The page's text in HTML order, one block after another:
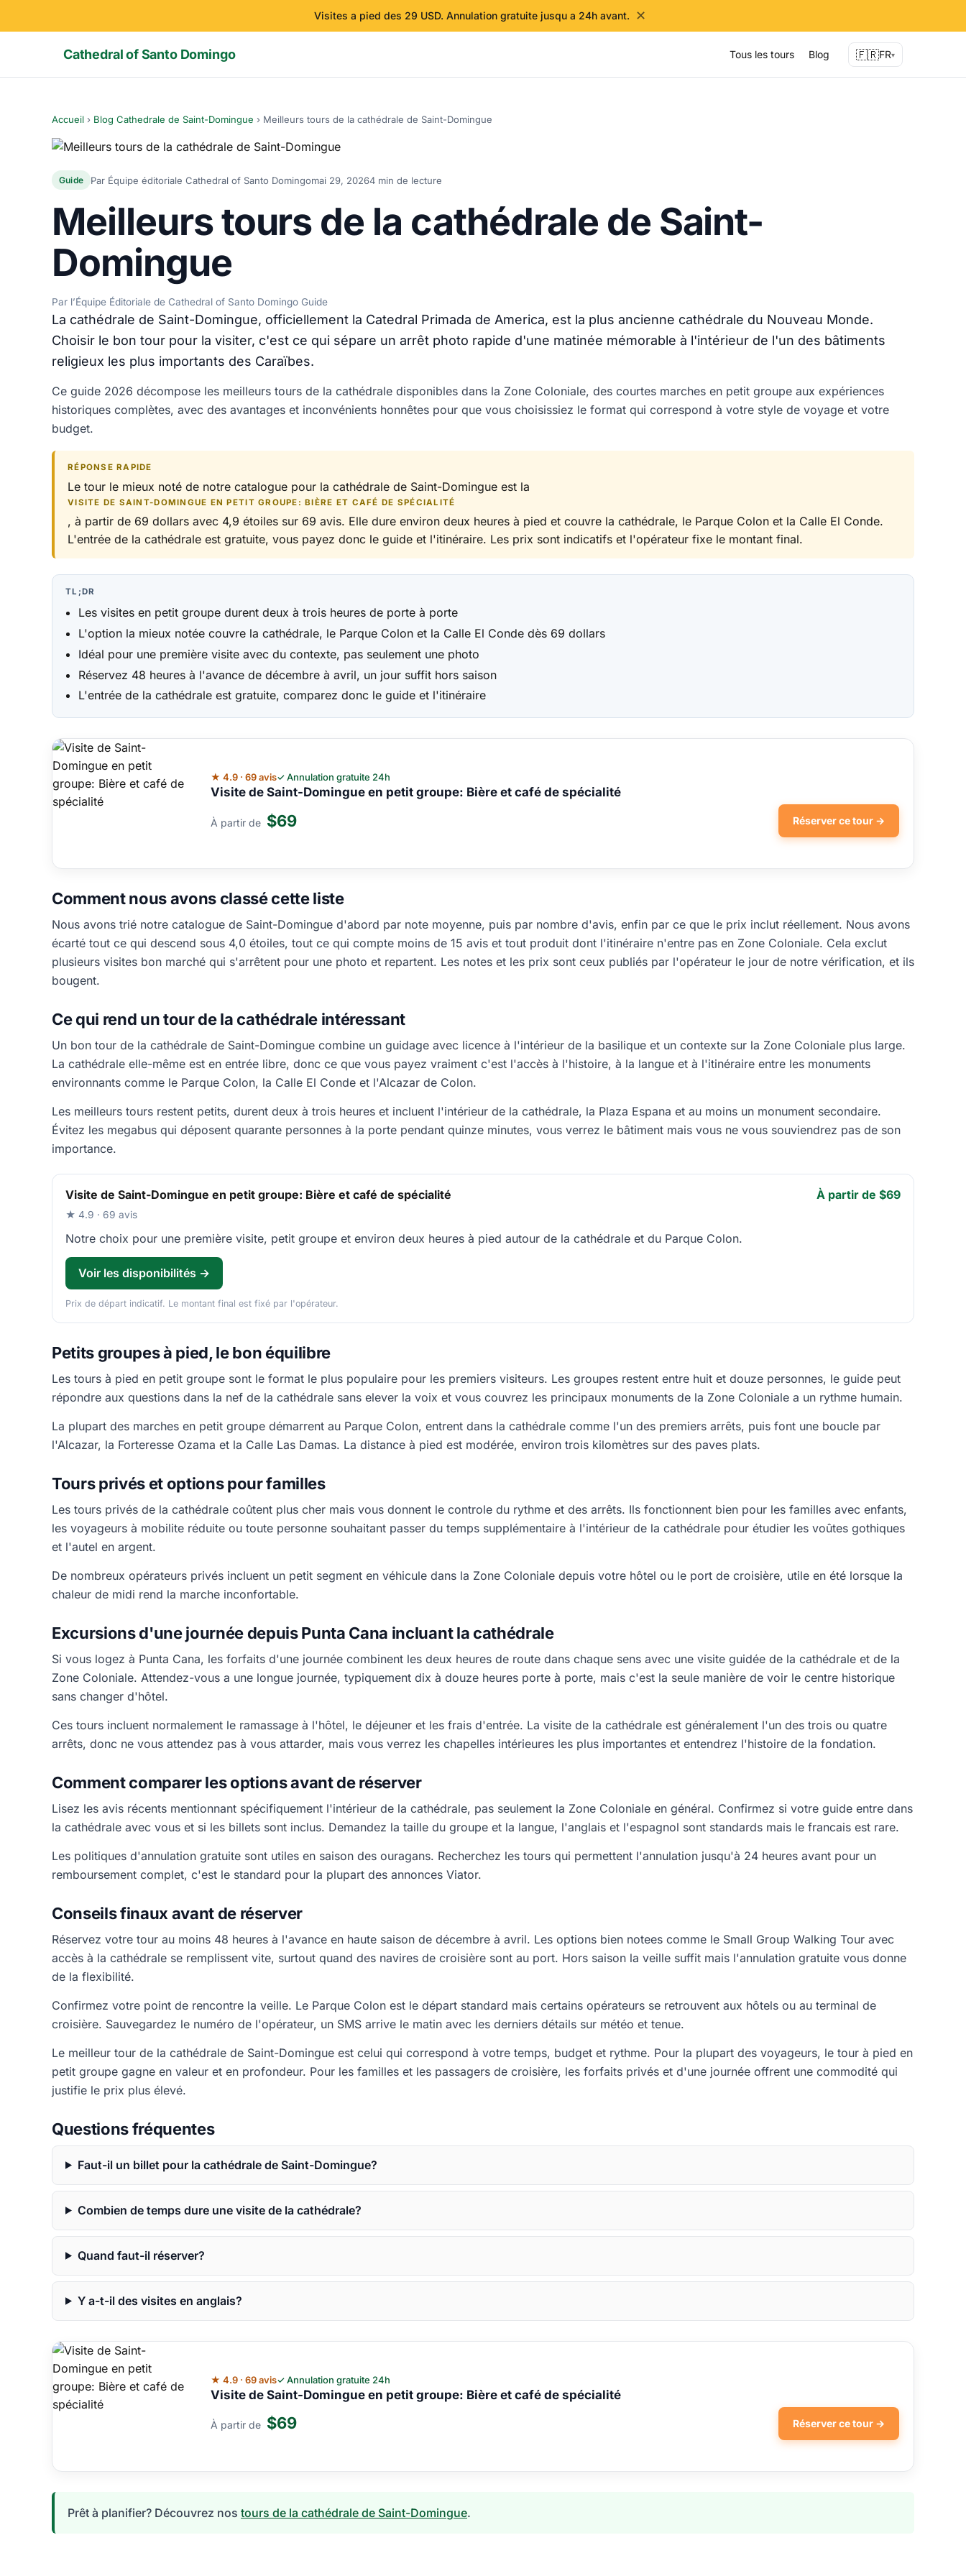
Visites a pied des 29 USD. Annulation gratuite jusqu a 24h avant. ✕
Cathedral of Santo Domingo Tous les tours Blog 🇫🇷FR▾
Accueil › Blog Cathedrale de Saint-Domingue › Meilleurs tours de la cathédrale de Saint-Domingue
Guide Par Équipe éditoriale Cathedral of Santo Domingomai 29, 20264 min de lecture
Meilleurs tours de la cathédrale de Saint-
Domingue
Par l’Équipe Éditoriale de Cathedral of Santo Domingo Guide
La cathédrale de Saint-Domingue, officiellement la Catedral Primada de America, est la plus ancienne cathédrale du Nouveau Monde.
Choisir le bon tour pour la visiter, c'est ce qui sépare un arrêt photo rapide d'une matinée mémorable à l'intérieur de l'un des bâtiments
religieux les plus importants des Caraïbes.
Ce guide 2026 décompose les meilleurs tours de la cathédrale disponibles dans la Zone Coloniale, des courtes marches en petit groupe aux expériences
historiques complètes, avec des avantages et inconvénients honnêtes pour que vous choisissiez le format qui correspond à votre style de voyage et votre
budget.
RÉPONSE RAPIDE
Le tour le mieux noté de notre catalogue pour la cathédrale de Saint-Domingue est la
VISITE DE SAINT-DOMINGUE EN PETIT GROUPE: BIÈRE ET CAFÉ DE SPÉCIALITÉ
, à partir de 69 dollars avec 4,9 étoiles sur 69 avis. Elle dure environ deux heures à pied et couvre la cathédrale, le Parque Colon et la Calle El Conde.
L'entrée de la cathédrale est gratuite, vous payez donc le guide et l'itinéraire. Les prix sont indicatifs et l'opérateur fixe le montant final.
TL;DR
Les visites en petit groupe durent deux à trois heures de porte à porte
L'option la mieux notée couvre la cathédrale, le Parque Colon et la Calle El Conde dès 69 dollars
Idéal pour une première visite avec du contexte, pas seulement une photo
Réservez 48 heures à l'avance de décembre à avril, un jour suffit hors saison
L'entrée de la cathédrale est gratuite, comparez donc le guide et l'itinéraire
★ 4.9 · 69 avis✓ Annulation gratuite 24h
Visite de Saint-Domingue en petit groupe: Bière et café de spécialité
À partir de $69 Réserver ce tour →
Comment nous avons classé cette liste
Nous avons trié notre catalogue de Saint-Domingue d'abord par note moyenne, puis par nombre d'avis, enfin par ce que le prix inclut réellement. Nous avons
écarté tout ce qui descend sous 4,0 étoiles, tout ce qui compte moins de 15 avis et tout produit dont l'itinéraire n'entre pas en Zone Coloniale. Cela exclut
plusieurs visites bon marché qui s'arrêtent pour une photo et repartent. Les notes et les prix sont ceux publiés par l'opérateur le jour de notre vérification, et ils
bougent.
Ce qui rend un tour de la cathédrale intéressant
Un bon tour de la cathédrale de Saint-Domingue combine un guidage avec licence à l'intérieur de la basilique et un contexte sur la Zone Coloniale plus large.
La cathédrale elle-même est en entrée libre, donc ce que vous payez vraiment c'est l'accès à l'histoire, à la langue et à l'itinéraire entre les monuments
environnants comme le Parque Colon, la Calle El Conde et l'Alcazar de Colon.
Les meilleurs tours restent petits, durent deux à trois heures et incluent l'intérieur de la cathédrale, la Plaza Espana et au moins un monument secondaire.
Évitez les megabus qui déposent quarante personnes à la porte pendant quinze minutes, vous verrez le bâtiment mais vous ne vous souviendrez pas de son
importance.
Visite de Saint-Domingue en petit groupe: Bière et café de spécialité À partir de $69
★ 4.9 · 69 avis
Notre choix pour une première visite, petit groupe et environ deux heures à pied autour de la cathédrale et du Parque Colon.
Voir les disponibilités →
Prix de départ indicatif. Le montant final est fixé par l'opérateur.
Petits groupes à pied, le bon équilibre
Les tours à pied en petit groupe sont le format le plus populaire pour les premiers visiteurs. Les groupes restent entre huit et douze personnes, le guide peut
répondre aux questions dans la nef de la cathédrale sans elever la voix et vous couvrez les principaux monuments de la Zone Coloniale a un rythme humain.
La plupart des marches en petit groupe démarrent au Parque Colon, entrent dans la cathédrale comme l'un des premiers arrêts, puis font une boucle par
l'Alcazar, la Forteresse Ozama et la Calle Las Damas. La distance à pied est modérée, environ trois kilomètres sur des paves plats.
Tours privés et options pour familles
Les tours privés de la cathédrale coûtent plus cher mais vous donnent le controle du rythme et des arrêts. Ils fonctionnent bien pour les familles avec enfants,
les voyageurs à mobilite réduite ou toute personne souhaitant passer du temps supplémentaire à l'intérieur de la cathédrale pour étudier les voûtes gothiques
et l'autel en argent.
De nombreux opérateurs privés incluent un petit segment en véhicule dans la Zone Coloniale depuis votre hôtel ou le port de croisière, utile en été lorsque la
chaleur de midi rend la marche inconfortable.
Excursions d'une journée depuis Punta Cana incluant la cathédrale
Si vous logez à Punta Cana, les forfaits d'une journée combinent les deux heures de route dans chaque sens avec une visite guidée de la cathédrale et de la
Zone Coloniale. Attendez-vous a une longue journée, typiquement dix à douze heures porte à porte, mais c'est la seule manière de voir le centre historique
sans changer d'hôtel.
Ces tours incluent normalement le ramassage à l'hôtel, le déjeuner et les frais d'entrée. La visite de la cathédrale est généralement l'un des trois ou quatre
arrêts, donc ne vous attendez pas à vous attarder, mais vous verrez les chapelles intérieures les plus importantes et entendrez l'histoire de la fondation.
Comment comparer les options avant de réserver
Lisez les avis récents mentionnant spécifiquement l'intérieur de la cathédrale, pas seulement la Zone Coloniale en général. Confirmez si votre guide entre dans
la cathédrale avec vous et si les billets sont inclus. Demandez la taille du groupe et la langue, l'anglais et l'espagnol sont standards mais le francais est rare.
Les politiques d'annulation gratuite sont utiles en saison des ouragans. Recherchez les tours qui permettent l'annulation jusqu'à 24 heures avant pour un
remboursement complet, c'est le standard pour la plupart des annonces Viator.
Conseils finaux avant de réserver
Réservez votre tour au moins 48 heures à l'avance en haute saison de décembre à avril. Les options bien notees comme le Small Group Walking Tour avec
accès à la cathédrale se remplissent vite, surtout quand des navires de croisière sont au port. Hors saison la veille suffit mais l'annulation gratuite vous donne
de la flexibilité.
Confirmez votre point de rencontre la veille. Le Parque Colon est le départ standard mais certains opérateurs se retrouvent aux hôtels ou au terminal de
croisière. Sauvegardez le numéro de l'opérateur, un SMS arrive le matin avec les derniers détails sur météo et tenue.
Le meilleur tour de la cathédrale de Saint-Domingue est celui qui correspond à votre temps, budget et rythme. Pour la plupart des voyageurs, le tour à pied en
petit groupe gagne en valeur et en profondeur. Pour les familles et les passagers de croisière, les forfaits privés et d'une journée offrent une commodité qui
justifie le prix plus élevé.
Questions fréquentes
Faut-il un billet pour la cathédrale de Saint-Domingue?
Combien de temps dure une visite de la cathédrale?
Quand faut-il réserver?
Y a-t-il des visites en anglais?
★ 4.9 · 69 avis✓ Annulation gratuite 24h
Visite de Saint-Domingue en petit groupe: Bière et café de spécialité
À partir de $69 Réserver ce tour →
Prêt à planifier? Découvrez nos tours de la cathédrale de Saint-Domingue.